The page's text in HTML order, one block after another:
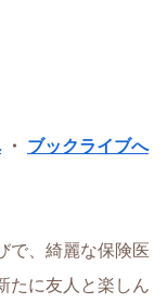
・ ブックライブへ
で、綺麗な保険医
たに友人と楽しん